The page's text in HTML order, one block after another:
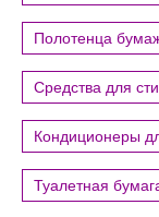
Полотенца
Средства для
Кондиционеры
Туалетная